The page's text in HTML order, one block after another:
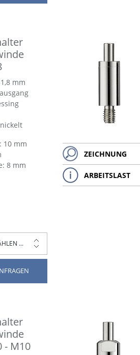
mm
10 mm
8 mm
ZEICHNUNG
ARBEITSLAST
- M10